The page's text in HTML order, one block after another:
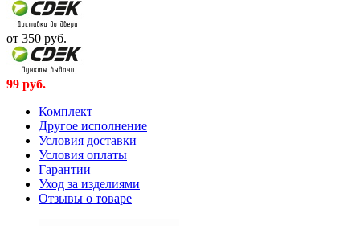
от 350 руб.
99 руб.
Комплект
Другое исполнение
Условия доставки
Условия оплаты
Гарантии
Уход за изделиями
Отзывы о товаре